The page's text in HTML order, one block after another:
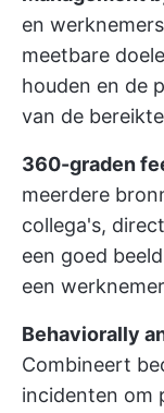
en
meetbare
houden en de
van de
360-graden
meerdere
collega's,
een goed
een werknemer
Behaviorally
Combineert
incidenten om